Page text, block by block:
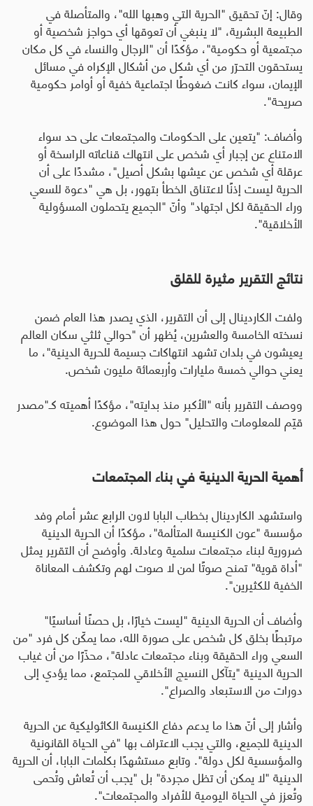
وقال: إنّ تحقيق "الحرية التي وهبها الله"، والمتأصلة في
الطبيعة البشرية، "لا ينبغي أن تعوقها أي حواجز شخصية أو
مجتمعية أو حكومية"، مؤكدًا أن "الرجال والنساء في كل مكان
يستحقون التحرّر من أي شكل من أشكال الإكراه في مسائل
الإيمان، سواء كانت ضغوطًا اجتماعية خفية أو أوامر حكومية
صريحة".
وأضاف: "يتعين على الحكومات والمجتمعات على حد سواء
الامتناع عن إجبار أي شخص على انتهاك قناعاته الراسخة أو
عرقلة أي شخص عن عيشها بشكل أصيل"، مشددًا على أن
الحرية ليست إذنًا لاعتناق الخطأ بتهور، بل هي "دعوة للسعي
وراء الحقيقة لكل اجتهاد" وأنّ "الجميع يتحملون المسؤولية
الأخلاقية".
نتائج التقرير مثيرة للقلق
ولفت الكاردينال إلى أن التقرير، الذي يصدر هذا العام ضمن
نسخته الخامسة والعشرين، يُظهر أن "حوالي ثلثي سكان العالم
يعيشون في بلدان تشهد انتهاكات جسيمة للحرية الدينية"، ما
يعني حوالي خمسة مليارات وأربعمائة مليون شخص.
ووصف التقرير بأنه "الأكبر منذ بدايته"، مؤكدًا أهميته كـ"مصدر
قيّم للمعلومات والتحليل" حول هذا الموضوع.
أهمية الحرية الدينية في بناء المجتمعات
واستشهد الكاردينال بخطاب البابا لاون الرابع عشر أمام وفد
مؤسسة "عون الكنيسة المتألمة"، مؤكدًا أن الحرية الدينية
ضرورية لبناء مجتمعات سلمية وعادلة. وأوضح أن التقرير يمثل
"أداة قوية" تمنح صوتًا لمن لا صوت لهم وتكشف المعاناة
الخفية للكثيرين".
وأضاف أن الحرية الدينية "ليست خيارًا، بل حصنًا أساسيًا"
مرتبطًا بخلق كل شخص على صورة الله، مما يمكّن كل فرد "من
السعي وراء الحقيقة وبناء مجتمعات عادلة"، محذّرًا من أن غياب
الحرية الدينية "يتآكل النسيج الأخلاقي للمجتمع، مما يؤدي إلى
دورات من الاستبعاد والصراع".
وأشار إلى أنّ هذا ما يدعم دفاع الكنيسة الكاثوليكية عن الحرية
الدينية للجميع، والتي يجب الاعتراف بها "في الحياة القانونية
والمؤسسية لكل دولة". وتابع مستشهدًا بكلمات البابا، أن الحرية
الدينية "لا يمكن أن تظل مجردة" بل "يجب أن تُعاش وتُحمى
وتُعزز في الحياة اليومية للأفراد والمجتمعات".